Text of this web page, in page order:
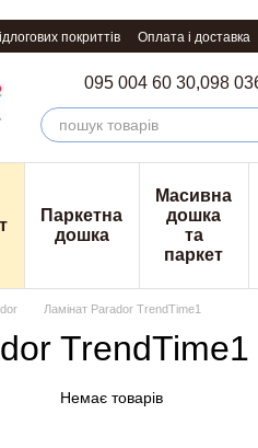
покриттів Оплата і доставка
095 004 60 30,098
Паркетна
дошка
Масивна
дошка
та
паркет
Ламінат Parador TrendTime1
TrendTime1
Немає товарів